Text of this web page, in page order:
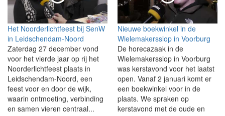
Het Noorderlichtfeest bij SenW
in Leidschendam-Noord
Zaterdag 27 december vond
voor het vierde jaar op rij het
Noorderlichtfeest plaats in
Leidschendam-Noord, een
feest voor en door de wijk,
waarin ontmoeting, verbinding
en samen vieren centraal...
Nieuwe boekwinkel in de
Wielemakersslop in Voorburg
De horecazaak in de
Wielemakersslop in Voorburg
was kerstavond voor het laatst
open. Vanaf 2 januari komt er
een boekwinkel voor in de
plaats. We spraken op
kerstavond met de oude en